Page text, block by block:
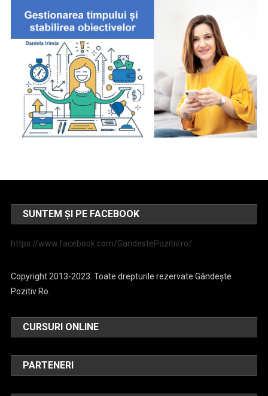
SUNTEM ȘI PE FACEBOOK
https://www.facebook.com/GandestePozitiv.ro/
Copyright 2013-2023. Toate drepturile rezervate Gândește
Pozitiv Ro.
CURSURI ONLINE
PARTENERI